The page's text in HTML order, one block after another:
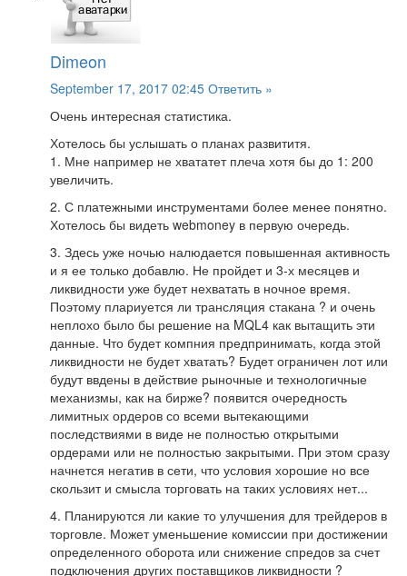
Dimeon
September 17, 2017 02:45 Ответить »
Очень интересная статистика.
Хотелось бы услышать о планах развититя.
1. Мне например не хвататет плеча хотя бы до 1: 200
увеличить.
2. С платежными инструментами более менее понятно.
Хотелось бы видеть webmoney в первую очередь.
3. Здесь уже ночью налюдается повышенная активность
и я ее только добавлю. Не пройдет и 3-х месяцев и
ликвидности уже будет нехватать в ночное время.
Поэтому плариуется ли трансляция стакана ? и очень
неплохо было бы решение на MQL4 как вытащить эти
данные. Что будет компния предпринимать, когда этой
ликвидности не будет хватать? Будет ограничен лот или
будут ввдены в действие рыночные и технологичные
механизмы, как на бирже? появится очередность
лимитных ордеров со всеми вытекающими
последствиями в виде не полностью открытыми
ордерами или не полностью закрытыми. При этом сразу
начнется негатив в сети, что условия хорошие но все
скользит и смысла торговать на таких условиях нет...
4. Планируются ли какие то улучшения для трейдеров в
торговле. Может уменьшение комиссии при достижении
определенного оборота или снижение спредов за счет
подключения других поставщиков ликвидности ?